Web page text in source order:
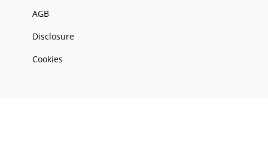
AGB
Disclosure
Cookies